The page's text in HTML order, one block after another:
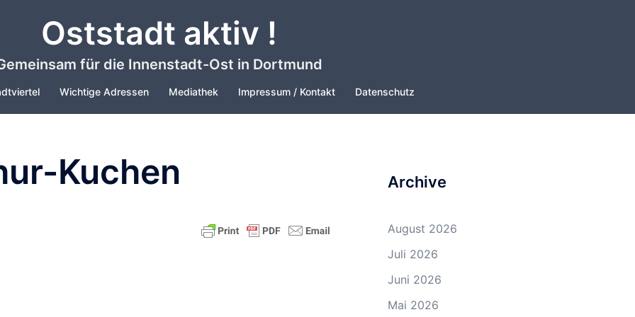
Oststadt aktiv !
für die Innenstadt-Ost in Dortmund
Wichtige Adressen Mediathek Impressum / Kontakt Datenschutz
Kuchen Archive
August 2026
Juli 2026
Juni 2026
Mai 2026